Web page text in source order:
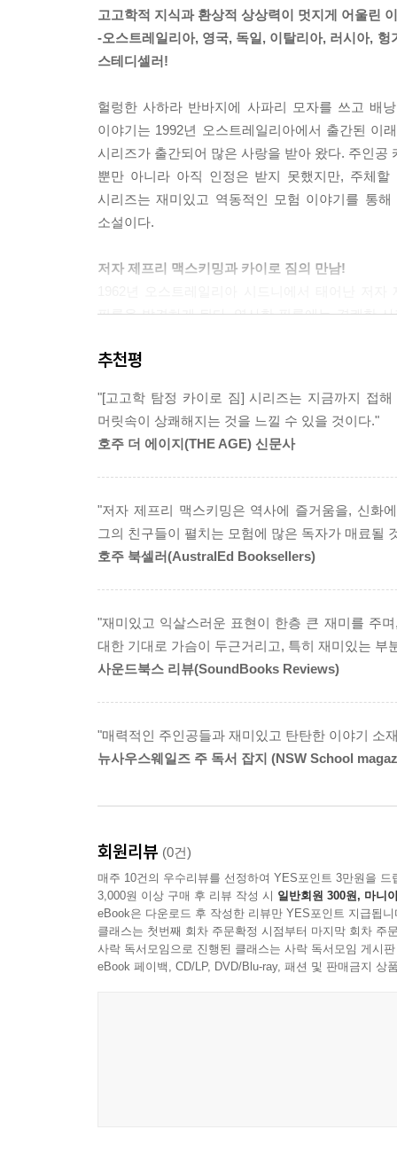
고고학적 지식과 환상적 상상력이 멋지게 어울린
-오스트레일리아, 영국, 독일, 이탈리아, 러시아,
스테디셀러!
헐렁한 사하라 반바지에 사파리 모자를 쓰고 배
이야기는 1992년 오스트레일리아에서 출간된 이
시리즈가 출간되어 많은 사랑을 받아 왔다. 주인
뿐만 아니라 아직 인정은 받지 못했지만, 주체
시리즈는 재미있고 역동적인 모험 이야기를 통
소설이다.
저자 제프리 맥스키밍과 카이로 짐의 만남!
필름을 발견하게 된다. 영사한 필름에는 경쾌한
고대 유적지를 돌아다니며 모험을 했고, 그 모험
15부작 『고고학 탐정 카이로 짐』 시리즈라는 인
저자의 실제 경험을 바탕으로 한 생생한 모험 이야
『고고학 탐정 카이로 짐』 시리즈는 분명 허구
도시를 찾아 안데스 산맥으로 험난한 여행을 떠
멕시코 피라미드를 직접 오르기도 했다. 『고고
노력 끝에 독자들은 쉽게 얻을 수 없는 고고학의
추천평
"[고고학 탐정 카이로 짐] 시리즈는 지금까지 접
머릿속이 상쾌해지는 것을 느낄 수 있을 것이다."
호주 더 에이지(THE AGE) 신문사
"저자 제프리 맥스키밍은 역사에 즐거움을, 신화
그의 친구들이 펼치는 모험에 많은 독자가 매료될
호주 북셀러(AustralEd Booksellers)
"재미있고 익살스러운 표현이 한층 큰 재미를 주
대한 기대로 가슴이 두근거리고, 특히 재미있는 부
사운드북스 리뷰(SoundBooks Reviews)
"매력적인 주인공들과 재미있고 탄탄한 이야기 소
뉴사우스웨일즈 주 독서 잡지 (NSW School
회원리뷰 (0건)
매주 10건의 우수리뷰를 선정하여 YES포인트 3만원을 드
3,000원 이상 구매 후 리뷰 작성 시 일반회원 300원, 마니
eBook은 다운로드 후 작성한 리뷰만 YES포인트 지급됩니
클래스는 첫번째 회차 주문확정 시점부터 마지막 회차 주
사락 독서모임으로 진행된 클래스는 사락 독서모임 게시
eBook 페이백, CD/LP, DVD/Blu-ray, 패션 및 판매금지 상